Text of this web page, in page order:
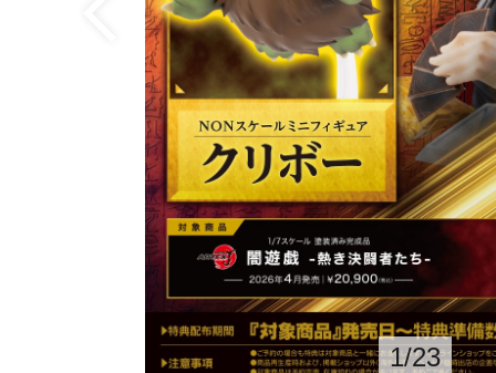
1/23